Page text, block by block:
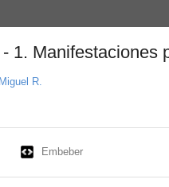
1. Manifestaciones
Miguel R.
Embeber